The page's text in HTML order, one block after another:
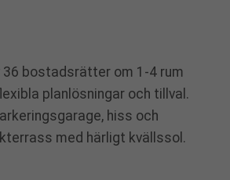
bostadsrätter om 1-4 rum
planlösningar och tillval.
hiss och
med härligt kvällssol.